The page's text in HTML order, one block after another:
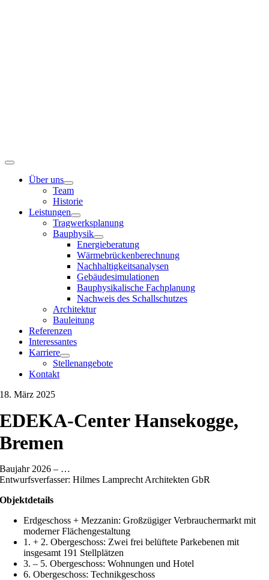
Toggle
NavigationÜber uns
Team
Historie
Leistungen
Tragwerksplanung
Bauphysik
Energieberatung
Wärmebrückenberechnung
Nachhaltigkeitsanalysen
Gebäudesimulationen
Bauphysikalische Fachplanung
Nachweis des Schallschutzes
Architektur
Bauleitung
Referenzen
Interessantes
Karriere
Stellenangebote
Kontakt
18. März 2025
EDEKA-Center Hansekogge,
Bremen
Baujahr 2026 – …
Entwurfsverfasser: Hilmes Lamprecht Architekten GbR
Objektdetails
Erdgeschoss + Mezzanin: Großzügiger Verbrauchermarkt mit
moderner Flächengestaltung
1. + 2. Obergeschoss: Zwei frei belüftete Parkebenen mit
insgesamt 191 Stellplätzen
3. – 5. Obergeschoss: Wohnungen und Hotel
6. Obergeschoss: Technikgeschoss